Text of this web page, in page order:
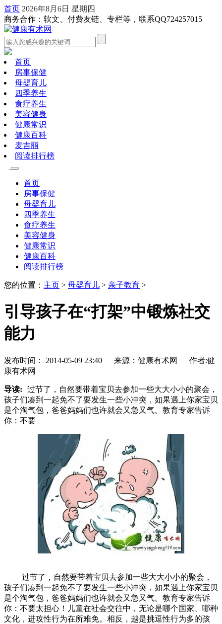
首页 2026年8月6日 星期四
商务合作：软文、付费友链、专栏等，联系QQ724257015
首页
房事保健
母婴育儿
四季养生
食疗养生
美容健身
健康常识
健康百科
麦吉丽
阅读排行榜
首页
房事保健
母婴育儿
四季养生
食疗养生
美容健身
健康常识
健康百科
阅读排行榜
您的位置： 主页 > 母婴育儿 > 亲子教育 >
引导孩子在“打架”中锻炼社交
能力
发布时间： 2014-05-09 23:40 来源：健康有术网 作者:健
康有术网
导读:
过节了，自然要带着宝贝去参加一些大大小小的聚会，
孩子们凑到一起免不了要发生一些小冲突，如果遇上你家宝贝
是个淘气包，爸爸妈妈们也许就会又急又气。教育专家告诉
你：不要
过节了，自然要带着宝贝去参加一些大大小小的聚会，
孩子们凑到一起免不了要发生一些小冲突，如果遇上你家宝贝
是个淘气包，爸爸妈妈们也许就会又急又气。教育专家告诉
你：不要太担心！儿童在社会交往中，无论是哪个国家、哪种
文化，进攻性行为在所难免。相反，越是挑逗性行为多的孩